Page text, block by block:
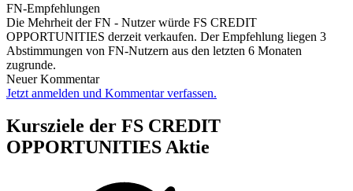
FN-Empfehlungen
Die Mehrheit der FN - Nutzer würde FS CREDIT
OPPORTUNITIES derzeit verkaufen. Der Empfehlung liegen 3
Abstimmungen von FN-Nutzern aus den letzten 6 Monaten
zugrunde.
Neuer Kommentar
Jetzt anmelden und Kommentar verfassen.
Kursziele der FS CREDIT
OPPORTUNITIES Aktie